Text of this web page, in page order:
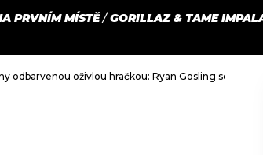
JAK
PRVNÍM MÍSTĚ/GORILLAZ & TAME
odbarvenou oživlou hračkou: Ryan Gosling se pro